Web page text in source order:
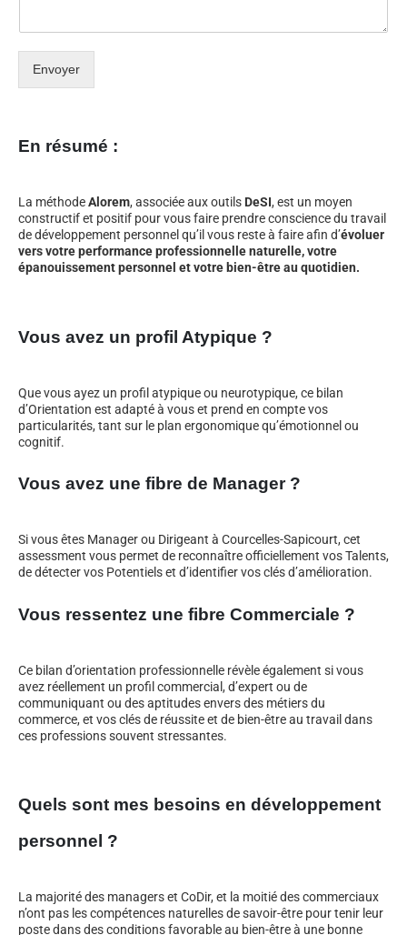
Envoyer
En résumé :
La méthodeAlorem, associée aux outils DeSI, est un moyen
constructif et positif pour vous faire prendre conscience du travail
de développement personnel qu’il vous reste à faire afin d’évoluer
vers votre performance professionnelle naturelle, votre
épanouissement personnel et votre bien-être au quotidien.
Vous avez un profil Atypique ?
Que vous ayez un profil atypique ou neurotypique, ce bilan
d’Orientation est adapté à vous et prend en compte vos
particularités, tant sur le plan ergonomique qu’émotionnel ou
cognitif.
Vous avez une fibre de Manager ?
Si vous êtes Manager ou Dirigeant à Courcelles-Sapicourt, cet
assessment vous permet de reconnaître officiellement vos Talents,
de détecter vos Potentiels et d’identifier vos clés d’amélioration.
Vous ressentez une fibre Commerciale ?
Ce bilan d’orientation professionnelle révèle également si vous
avez réellement un profil commercial, d’expert ou de
communiquant ou des aptitudes envers des métiers du
commerce, et vos clés de réussite et de bien-être au travail dans
ces professions souvent stressantes.
Quels sont mes besoins en développement
personnel ?
La majorité des managers et CoDir, et la moitié des commerciaux
n’ont pas les compétences naturelles de savoir-être pour tenir leur
poste dans des conditions favorable au bien-être à une bonne